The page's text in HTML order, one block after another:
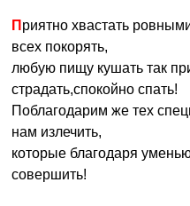
Приятно хвастать ровными зубами,их белизной вокруг
всех покорять,
любую пищу кушать так
страдать,спокойно спать!
Поблагодарим же тех
нам излечить,
которые благодаря
совершить!